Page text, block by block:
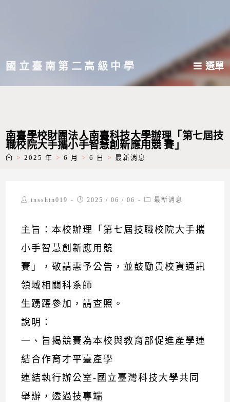
主國立臺南第二高級中學 選單
南臺學校財團法人南臺科技大學辦理「第七屆技
職校院大手攜小手智慧創新應用競 賽」
> 2025 年 > 6 月 > 6 日 > 最新消息
Posttnsshtn019
Post2025 / 06 / 06
Post最新消息
主旨：本校辦理「第七屆技職校院大手攜
小手智慧創新應用競
賽」，敬請惠予公告，並鼓勵貴校資通訊
領域相關科系師
生踴躍參加，請查照。
說明：
一、旨揭競賽為本校與教育部促進產學連
結合作育才平臺產學
連結執行辦公室-國立臺灣科技大學共同
舉辦，透過技專端